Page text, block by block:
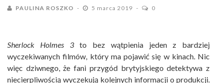
PAULINA ROSZKO 5 marca 2019 0
Sherlock Holmes 3to bez wątpienia jeden z bardziej
wyczekiwanych filmów, który ma pojawić się w kinach. Nic
więc dziwnego, że fani przygód brytyjskiego detektywa z
niecierpliwością wyczekują kolejnych informacji o produkcji.